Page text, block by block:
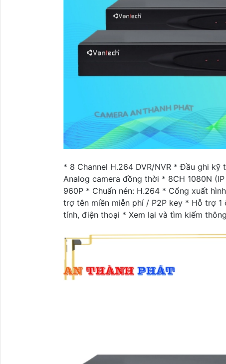
* 8 Channel H.264 DVR/NVR * Đầu ghi kỹ
Analog camera đồng thời * 8CH 1080N
960P * Chuẩn nén: H.264 * Cổng xuất
trợ tên miền miễn phí / P2P key * Hỗ trợ
tính, điện thoại * Xem lại và tìm kiếm